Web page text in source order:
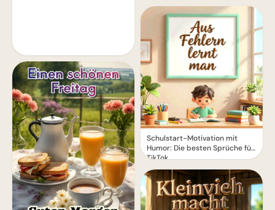
Schulstart-Motivation mit
Humor: Die besten Sprüche für
TikTok